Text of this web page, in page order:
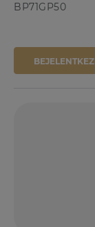
BP71GP50